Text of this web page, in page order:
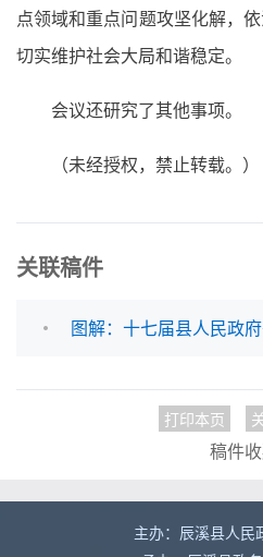
点领域和重点问题攻坚化解，
切实维护社会大局和谐稳定。
会议还研究了其他事项。
（未经授权，禁止转载。）
关联稿件
打印本页
稿件
主办：辰溪县人民